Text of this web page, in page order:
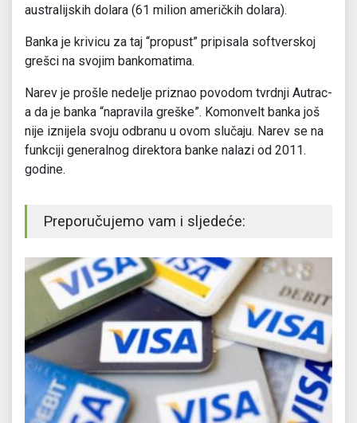
australijskih dolara (61 milion američkih dolara).
Banka je krivicu za taj “propust” pripisala softverskoj
grešci na svojim bankomatima.
Narev je prošle nedelje priznao povodom tvrdnji Autrac-
a da je banka “napravila greške”. Komonvelt banka još
nije iznijela svoju odbranu u ovom slučaju. Narev se na
funkciji generalnog direktora banke nalazi od 2011.
godine.
Preporučujemo vam i sljedeće: